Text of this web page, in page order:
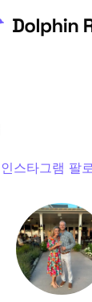
스타그램 팔